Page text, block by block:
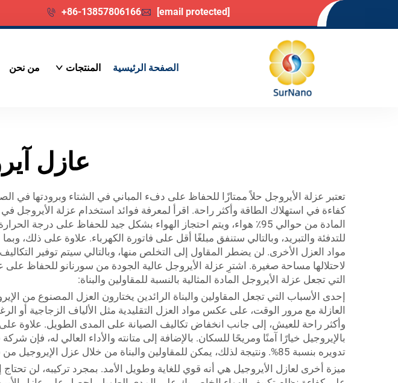
[email protected]
+86-13857806166
الصفحة الرئيسية المنتجات من نحن
عازل
تعتبر عزلة الأيروجل حلاً ممتازًا للحفاظ على دفء المباني في الشتاء وبرودتها في
كفاءة في استهلاك الطاقة وأكثر راحة. اقرأ لمعرفة فوائد استخدام عزلة الأيروجل
المادة من حوالي 95٪ هواء، ويتم احتجاز الهواء بشكل جيد للحفاظ على
للتدفئة والتبريد، وبالتالي ستنفق مبلغًا أقل على فاتورة الكهرباء. علاوة على ذلك،
مواد العزل الأخرى. لن يضطر المقاول إلى التخلص منها، وبالتالي سيتم توفير
لاحتلالها مساحة صغيرة. اشترِ عزلة الأيروجل عالية الجودة من سورنانو للحفاظ
التي تجعل عزلة الأيروجل المادة المثالية بالنسبة للمقاولين والبناة:
إحدى الأسباب التي تجعل المقاولين والبناة الرائدين يختارون العزل المصنوع من
العازلة مع مرور الوقت، على عكس مواد العزل التقليدية مثل الألياف الزجاجية أو
وأكثر راحة للعيش، إلى جانب انخفاض تكاليف الصيانة على المدى الطويل. علاوة
بالإيروجيل خيارًا آمنًا ومريحًا للسكان. بالإضافة إلى متانته والأداء العالي له،
تدويره بنسبة 85%. ونتيجة لذلك، يمكن للمقاولين والبناة من خلال عزل الإيروجيل من سورنانو تقديم حلول عزل طويلة الأمد وعالية الجودة ومستدامة لعملائهم.
ميزة أخرى لعازل الأيروجيل هي أنه قوي للغاية وطويل الأمد. بمجرد تركيبه، لن